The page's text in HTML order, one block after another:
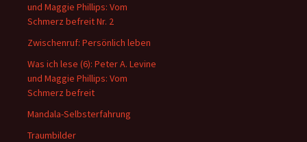
und Maggie Phillips: Vom
Schmerz befreit Nr. 2
Zwischenruf: Persönlich leben
Was ich lese (6): Peter A. Levine
und Maggie Phillips: Vom
Schmerz befreit
Mandala-Selbsterfahrung
Traumbilder